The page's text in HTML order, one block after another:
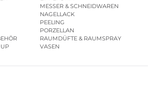
MESSER & SCHNEIDWAREN
NAGELLACK
PEELING
PORZELLAN
RAUMDÜFTE & RAUMSPRAY
UP
VASEN